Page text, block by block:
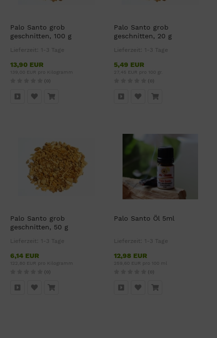
Palo Santo grob
geschnitten, 100 g
Lieferzeit: 1-3 Tage
13,90 EUR
139,00 EUR pro Kilogramm
(0)
Palo Santo grob
geschnitten, 20 g
Lieferzeit: 1-3 Tage
5,49 EUR
27,45 EUR pro 100 gr.
(0)
Palo Santo grob
geschnitten, 50 g
Lieferzeit: 1-3 Tage
6,14 EUR
122,80 EUR pro Kilogramm
(0)
Palo Santo Öl 5ml
Lieferzeit: 1-3 Tage
12,98 EUR
259,60 EUR pro 100 ml
(0)